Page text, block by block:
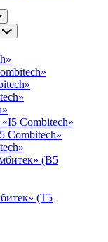
Combitech»
Combitech»
(B5
(T5